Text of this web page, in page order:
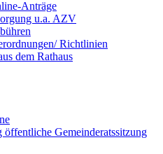
Anträge
u.a. AZV
Richtlinien
dem Rathaus
öffentliche Gemeinderatssitzung